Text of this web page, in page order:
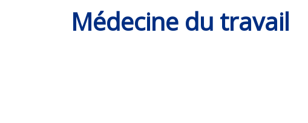
Médecine du travail